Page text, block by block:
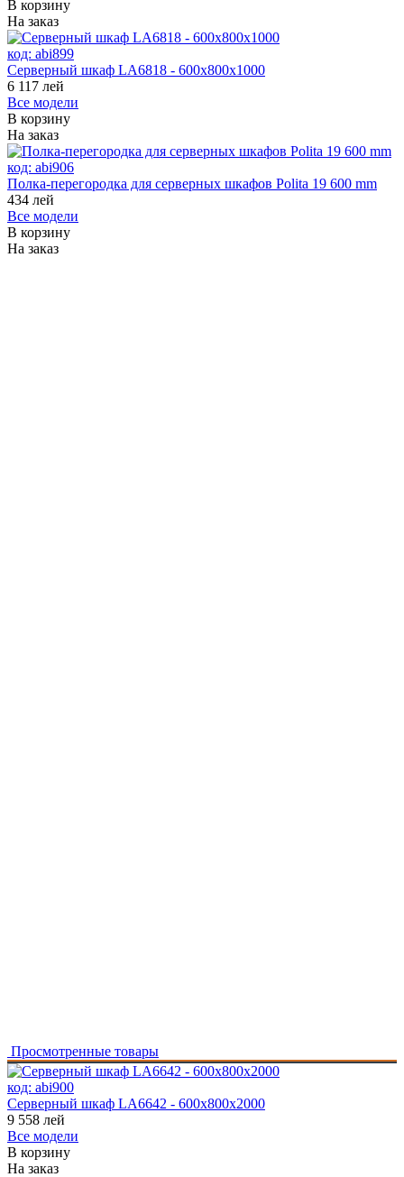
В корзину
На заказ
код: abi899
Серверный шкаф LA6818 - 600x800x1000
6 117 лей
Все модели
В корзину
На заказ
код: abi906
Полка-перегородка для серверных шкафов Polita 19 600 mm
434 лей
Все модели
В корзину
На заказ
Просмотренные товары
код: abi900
Серверный шкаф LA6642 - 600x800x2000
9 558 лей
Все модели
В корзину
На заказ